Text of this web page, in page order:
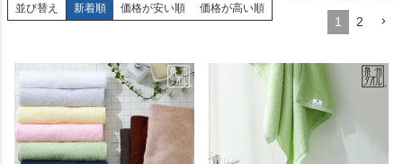
並び替え 新着順 価格が安い順 価格が高い順
1 2